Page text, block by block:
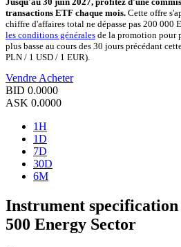
transactions ETF chaque mois. Cette offre
chiffre d'affaires total ne dépasse pas 200 000
les conditions générales de la promotion pour
plus basse au cours des 30 jours précédant
PLN / 1 USD / 1 EUR).
Vendre Acheter
BID 0.0000
ASK 0.0000
1H
1D
7D
30D
6M
Instrument
500 Energy Sector